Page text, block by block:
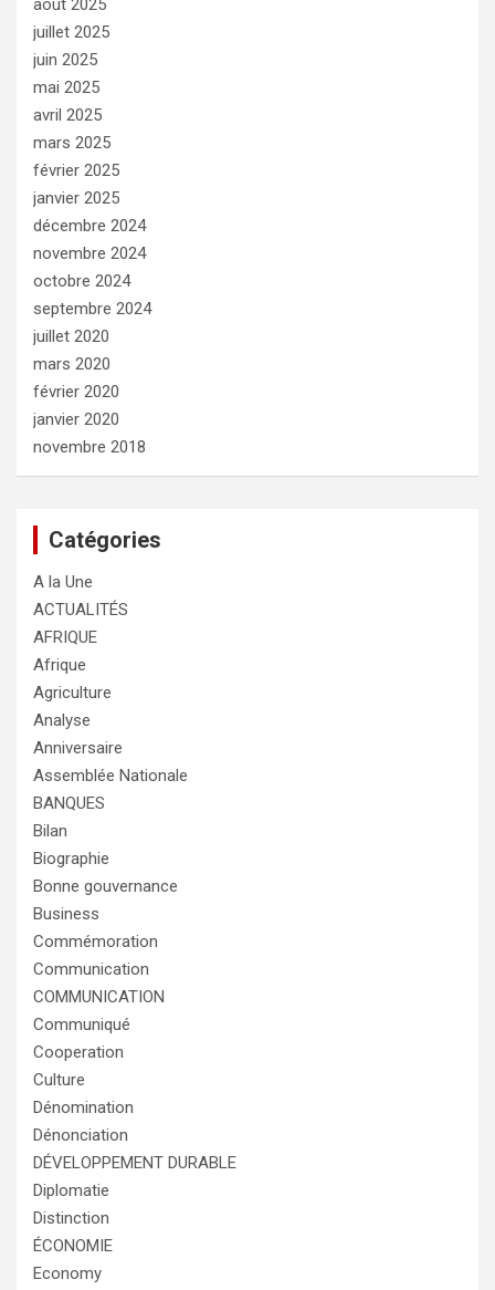
août 2025
juillet 2025
juin 2025
mai 2025
avril 2025
mars 2025
février 2025
janvier 2025
décembre 2024
novembre 2024
octobre 2024
septembre 2024
juillet 2020
mars 2020
février 2020
janvier 2020
novembre 2018
Catégories
A la Une
ACTUALITÉS
AFRIQUE
Afrique
Agriculture
Analyse
Anniversaire
Assemblée Nationale
BANQUES
Bilan
Biographie
Bonne gouvernance
Business
Commémoration
Communication
COMMUNICATION
Communiqué
Cooperation
Culture
Dénomination
Dénonciation
DÉVELOPPEMENT DURABLE
Diplomatie
Distinction
ÉCONOMIE
Economy